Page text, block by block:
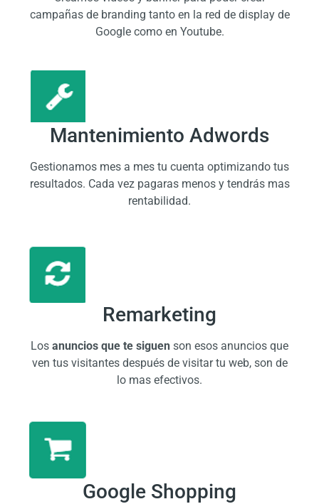
campañas de branding tanto en la red de display de
Google como en Youtube.
Mantenimiento Adwords
Gestionamos mes a mes tu cuenta optimizando tus
resultados. Cada vez pagaras menos y tendrás mas
rentabilidad.
Remarketing
Los anuncios que te siguen son esos anuncios que
ven tus visitantes después de visitar tu web, son de
lo mas efectivos.
Google Shopping